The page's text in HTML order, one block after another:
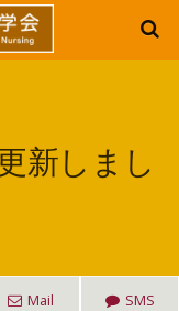
新しまし
Mail SMS